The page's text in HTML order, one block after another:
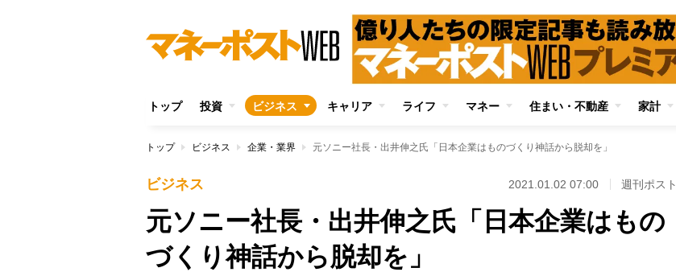
トップ 投資 ビジネス キャリア ライフ マネー 住まい・不動産 家計
トップ ビジネス 企業・業界 元ソニー社長・出井伸之氏「日本企業はものづくり神話から脱却を」
ビジネス 2021.01.02 07:00 週刊ポスト
元ソニー社長・出井伸之氏「日本企業はもの
づくり神話から脱却を」